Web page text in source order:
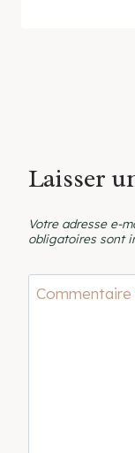
Laisser
Votre adresse e-
obligatoires sont
Commentaire